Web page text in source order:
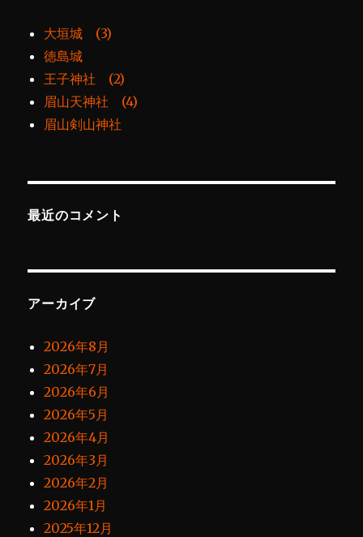
大垣城 (3)
徳島城
王子神社 (2)
眉山天神社 (4)
眉山剣山神社
最近のコメント
アーカイブ
2026年8月
2026年7月
2026年6月
2026年5月
2026年4月
2026年3月
2026年2月
2026年1月
2025年12月